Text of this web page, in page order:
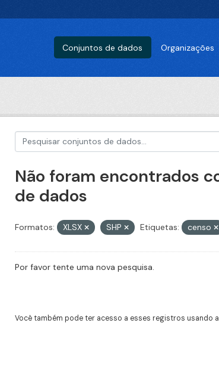
Conjuntos de dados Organizações
Não foram encontrados
de dados
Formatos: XLSX SHP Etiquetas: censo
Por favor tente uma nova pesquisa.
Você também pode ter acesso a esses registros usando a